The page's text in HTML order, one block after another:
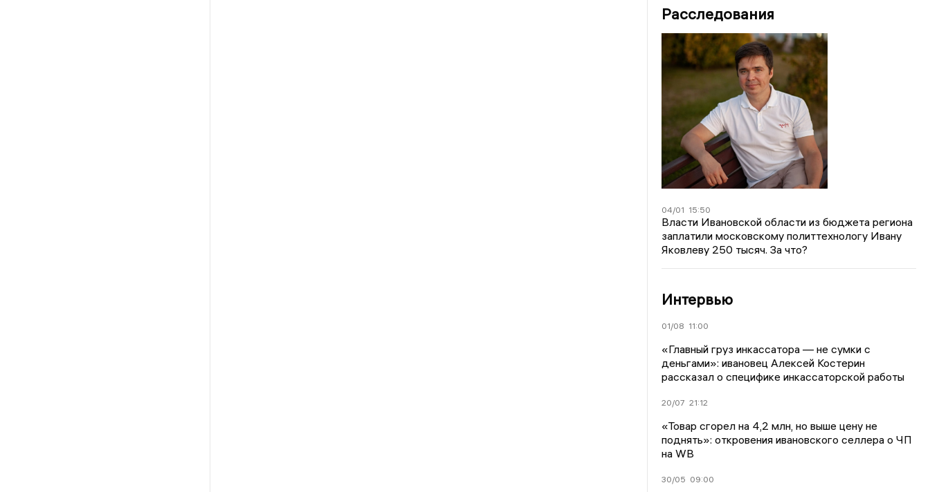
Расследования
04/01 15:50
Власти Ивановской области из бюджета региона
заплатили московскому политтехнологу Ивану
Яковлеву 250 тысяч. За что?
Интервью
01/08 11:00
«Главный груз инкассатора — не сумки с
деньгами»: ивановец Алексей Костерин
рассказал о специфике инкассаторской работы
20/07 21:12
«Товар сгорел на 4,2 млн, но выше цену не
поднять»: откровения ивановского селлера о ЧП
на WB
30/05 09:00